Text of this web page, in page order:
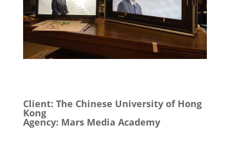
Client: The Chinese University of Hong
Kong
Agency: Mars Media Academy